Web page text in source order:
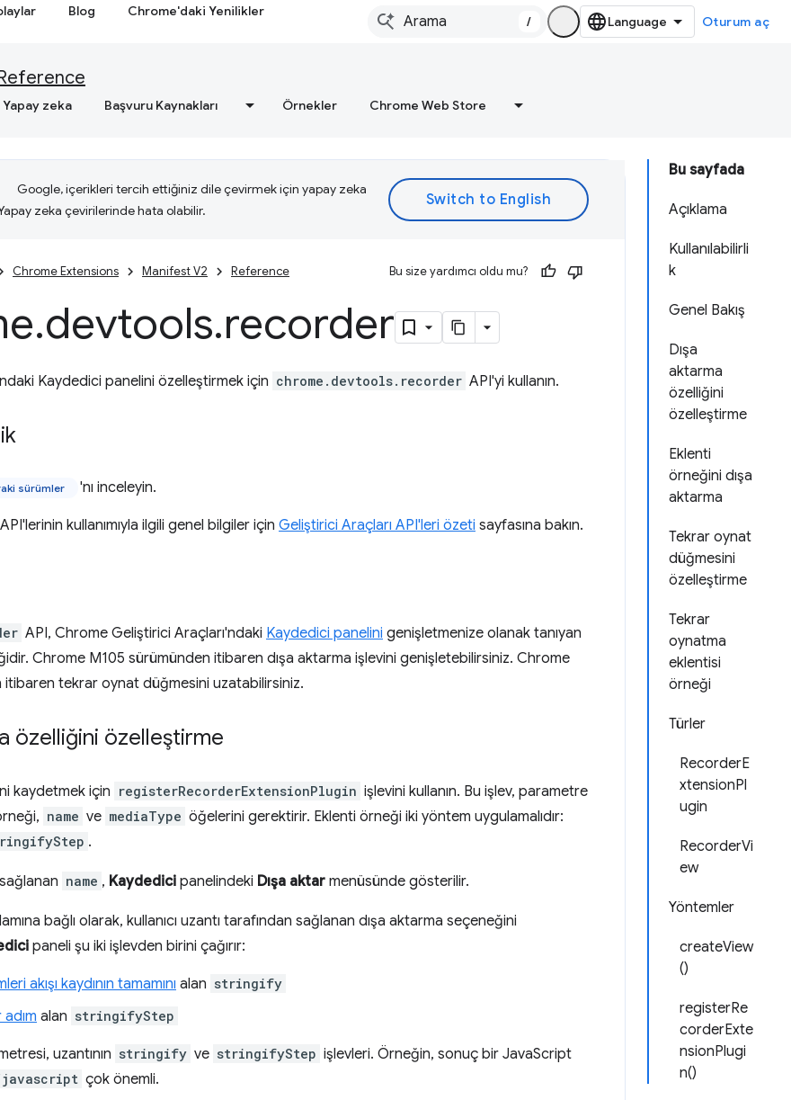
Blog Chrome'daki Yenilikler
/ Oturum aç
Yapay zeka Başvuru Kaynakları Örnekler Chrome Web Store
Bu sayfada
Açıklama
Kullanılabilirli
k
Genel Bakış
Dışa
aktarma
özelliğini
özelleştirme
Eklenti
örneğini dışa
aktarma
Tekrar oynat
düğmesini
özelleştirme
Tekrar
oynatma
eklentisi
örneği
Türler
RecorderE
xtensionPl
ugin
RecorderVi
ew
Yöntemler
createView
()
registerRe
corderExte
nsionPlugi
n()
Google, içerikleri tercih ettiğiniz dile çevirmek için yapay zeka
zeka çevirilerinde hata olabilir.
Chrome Extensions Manifest V2 Reference Bu size yardımcı oldu mu?
.devtools.recorder
Kaydedici panelini özelleştirmek için chrome.devtools.recorder API'yi kullanın.
sürümler 'nı inceleyin.
kullanımıyla ilgili genel bilgiler için Geliştirici Araçları API'leri özeti sayfasına bakın.
API, Chrome Geliştirici Araçları'ndaki Kaydedici panelini genişletmenize olanak tanıyan
Chrome M105 sürümünden itibaren dışa aktarma işlevini genişletebilirsiniz. Chrome
itibaren tekrar oynat düğmesini uzatabilirsiniz.
özelliğini özelleştirme
kaydetmek için registerRecorderExtensionPlugin işlevini kullanın. Bu işlev, parametre
name ve mediaType öğelerini gerektirir. Eklenti örneği iki yöntem uygulamalıdır:
.
name , Kaydedici panelindeki Dışa aktar menüsünde gösterilir.
bağlı olarak, kullanıcı uzantı tarafından sağlanan dışa aktarma seçeneğini
paneli şu iki işlevden birini çağırır:
akışı kaydının tamamını alan stringify
adım alan stringifyStep
uzantının stringify ve stringifyStep işlevleri. Örneğin, sonuç bir JavaScript
çok önemli.